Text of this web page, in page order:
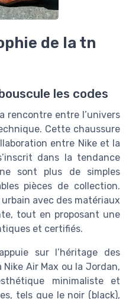
de la tn
les codes
rencontre entre l’univers
Cette chaussure
entre Nike et la
dans la tendance
sont plus de simples
pièces de collection.
avec des matériaux
tout en proposant une
et certifiés.
sur l’héritage des
Air Max ou la Jordan,
minimaliste et
tels que le noir (black),